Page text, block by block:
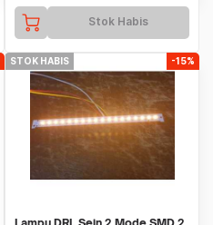
Stok Habis
STOK HABIS -15%